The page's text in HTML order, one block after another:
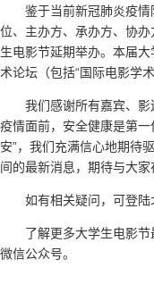
鉴于当前新冠肺炎疫
位、主办方、承办方、协
生电影节延期举办。本届
术论坛（包括“国际电影学
我们感谢所有嘉宾、
疫情面前，安全健康是第
安”，我们充满信心地期待
间的最新消息，期待与大家
如有相关疑问，可登
了解更多大学生电影
微信公众号。